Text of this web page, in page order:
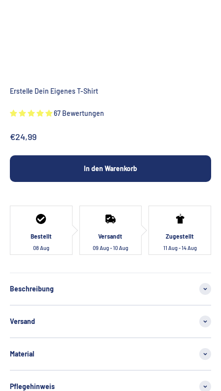
Erstelle Dein Eigenes T-Shirt
67 Bewertungen
Angebot
€24,99
In den Warenkorb
Bestellt
08 Aug
Versandt
09 Aug - 10 Aug
Zugestellt
11 Aug - 14 Aug
Beschreibung
Versand
Material
Pflegehinweis